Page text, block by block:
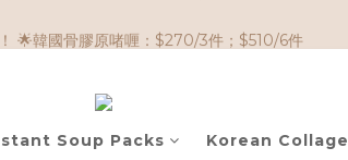
Soup Packs Korean